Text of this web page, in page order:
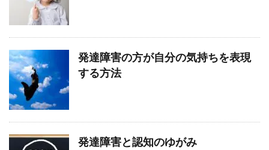
発達障害の方が自分の気持ちを表現
する方法
発達障害と認知のゆがみ